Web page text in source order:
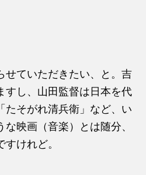
せていただきたい、と。吉
すし、山田監督は日本を代
たそがれ清兵衛」など、い
映画（音楽）とは随分、
けれど。